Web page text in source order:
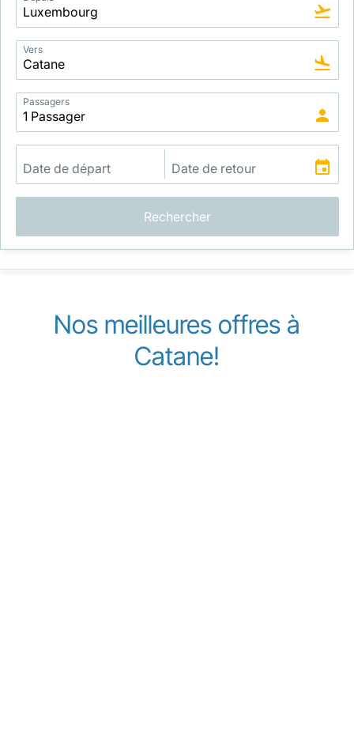
Vers
Passagers
Rechercher
Nos meilleures offres à
Catane!